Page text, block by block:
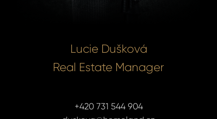
Lucie Dušková
Real Estate Manager
+420 731 544 904